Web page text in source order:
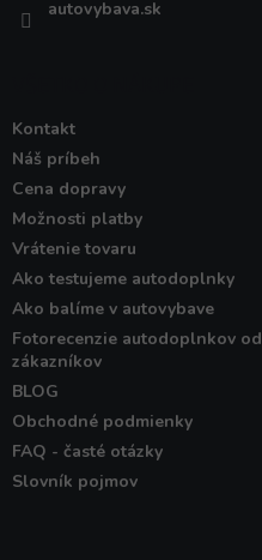
autovybava.sk
Kontakt
Náš príbeh
Cena dopravy
Možnosti platby
Vrátenie tovaru
Ako testujeme autodoplnky
Ako balíme v autovybave
Fotorecenzie autodoplnkov od
zákazníkov
BLOG
Obchodné podmienky
FAQ - časté otázky
Slovník pojmov